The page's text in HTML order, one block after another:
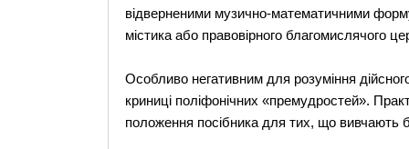
відверненими музично-математичними
містика або правовірного благомислячого
Особливо негативним для розуміння
криниці поліфонічних «премудростей».
положення посібника для тих, що вивчають